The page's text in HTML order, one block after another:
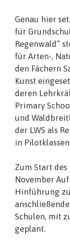
Genau hier
für
Regenwald“
für Arten-,
den Fächern
Kunst
deren
Primary
und
der LWS als
in
Zum Start
November
Hinführung
Schulen, mit
geplant.